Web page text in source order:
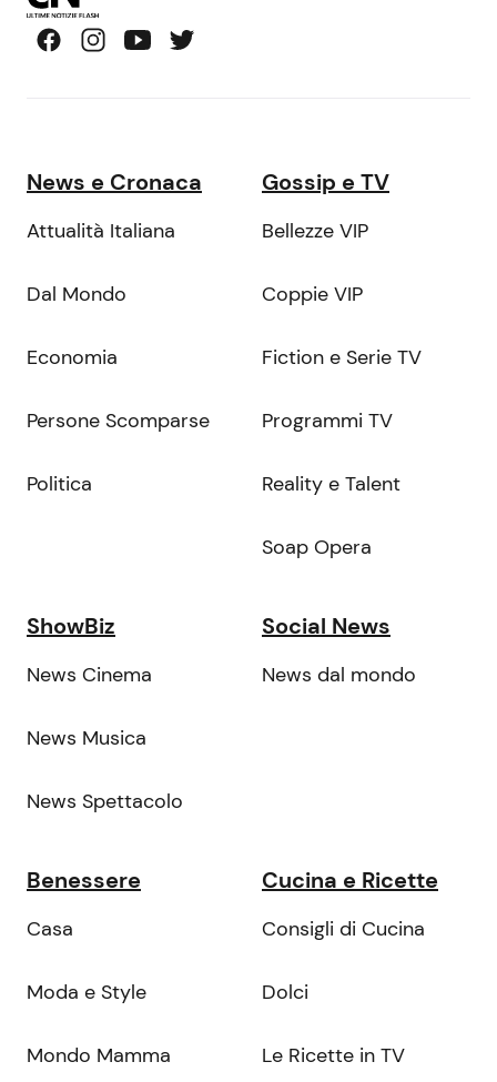
News e Cronaca
Attualità Italiana
Dal Mondo
Economia
Persone Scomparse
Politica
Gossip e TV
Bellezze VIP
Coppie VIP
Fiction e Serie TV
Programmi TV
Reality e Talent
Soap Opera
ShowBiz
News Cinema
News Musica
News Spettacolo
Social News
News dal mondo
Benessere
Casa
Moda e Style
Mondo Mamma
Cucina e Ricette
Consigli di Cucina
Dolci
Le Ricette in TV